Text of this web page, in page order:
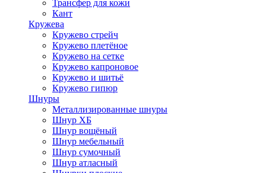
Трансфер для кожи
Кант
Кружева
Кружево стрейч
Кружево плетёное
Кружево на сетке
Кружево капроновое
Кружево и шитьё
Кружево гипюр
Шнуры
Металлизированные шнуры
Шнур ХБ
Шнур вощёный
Шнур мебельный
Шнур сумочный
Шнур атласный